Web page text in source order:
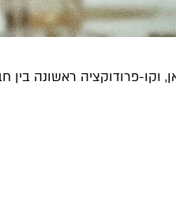
וקו-פרודוקציה ראשונה